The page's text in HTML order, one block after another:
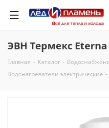
ЭВН Термекс Еterna
Главная - Каталог -
Водонагреватели электрические -